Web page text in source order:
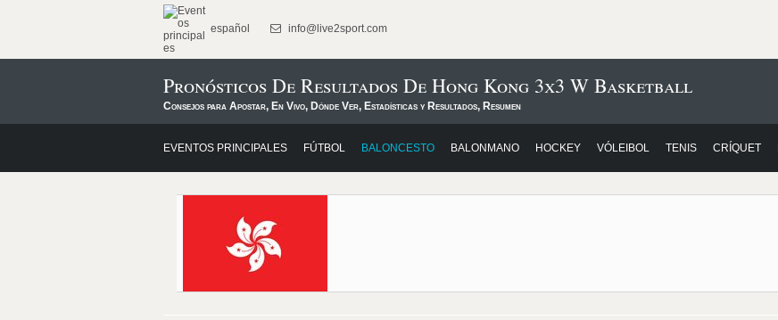
español info@live2sport.com
Pronósticos De Resultados De Hong Kong 3x3 W Basketball
Consejos para Apostar, En Vivo, Dónde Ver, Estadísticas y Resultados, Resumen
EVENTOS PRINCIPALES FÚTBOL BALONCESTO BALONMANO HOCKEY VÓLEIBOL TENIS CRÍQUET